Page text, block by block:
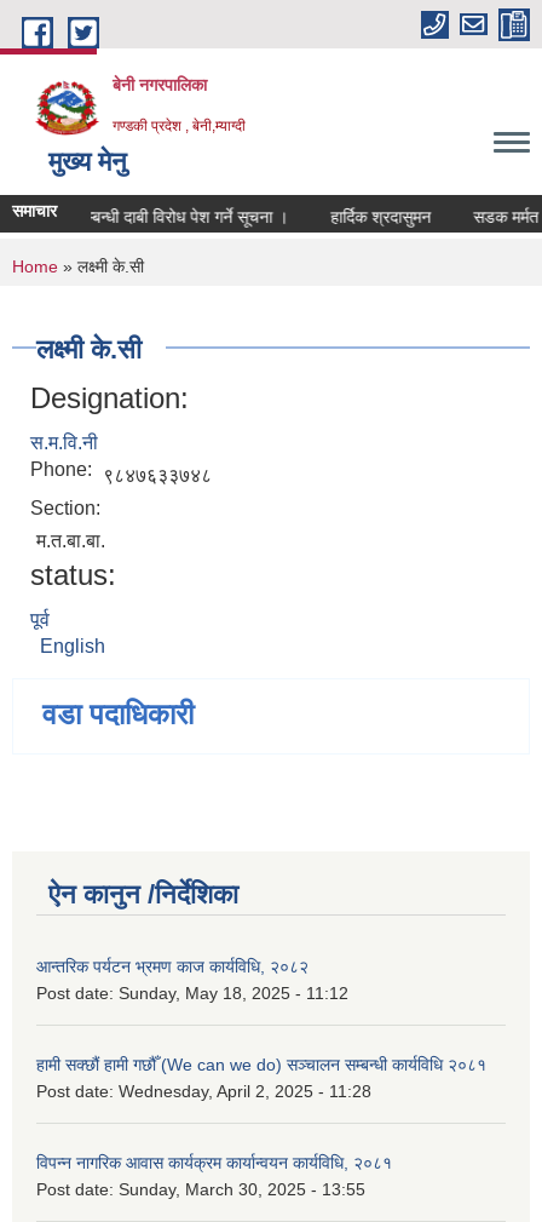
Skip to main content
बेनी नगरपालिका
गण्डकी प्रदेश , बेनी,म्याग्दी
मुख्य मेनु
समाचार
खारेजी सम्बन्धी दाबी विरोध पेश गर्ने सूचना । हार्दिक श्रदासुमन सडक मर्मत
You are here
Home » लक्ष्मी के.सी
लक्ष्मी के.सी
Designation:
स.म.वि.नी
Phone:
९८४७६३३७४८
Section:
म.त.बा.बा.
status:
पूर्व
English
वडा पदाधिकारी
ऐन कानुन /निर्देशिका
आन्तरिक पर्यटन भ्रमण काज कार्यविधि, २०८२
Post date: Sunday, May 18, 2025 - 11:12
हामी सक्छौं हामी गछौँ (We can we do) सञ्चालन सम्बन्धी कार्यविधि २०८१
Post date: Wednesday, April 2, 2025 - 11:28
विपन्न नागरिक आवास कार्यक्रम कार्यान्वयन कार्यविधि, २०८१
Post date: Sunday, March 30, 2025 - 13:55